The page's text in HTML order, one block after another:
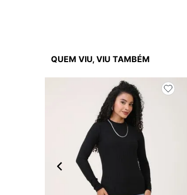
QUEM VIU, VIU TAMBÉM